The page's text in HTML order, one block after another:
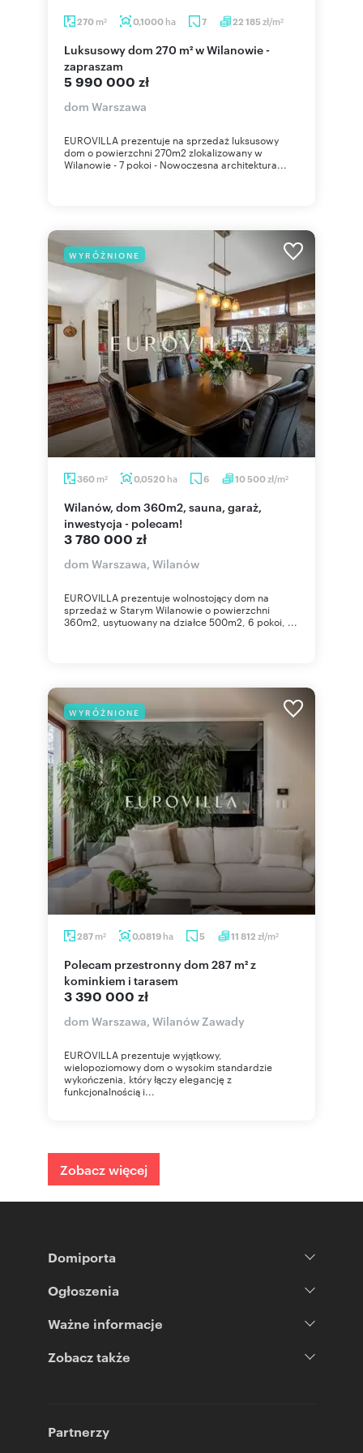
270 m2 0,1000 ha 7 22 185 zł/m2
Luksusowy dom 270 m² w Wilanowie -
zapraszam
5 990 000 zł
dom Warszawa
EUROVILLA prezentuje na sprzedaż luksusowy
dom o powierzchni 270m2 zlokalizowany w
Wilanowie - 7 pokoi - Nowoczesna architektura...
WYRÓŻNIONE
360 m2 0,0520 ha 6 10 500zł/m2
Wilanów, dom 360m2, sauna, garaż,
inwestycja - polecam!
3 780 000 zł
dom Warszawa, Wilanów
EUROVILLA prezentuje wolnostojący dom na
sprzedaż w Starym Wilanowie o powierzchni
360m2, usytuowany na działce 500m2, 6 pokoi, ...
WYRÓŻNIONE
287 m2 0,0819 ha 5 11 812 zł/m2
Polecam przestronny dom 287 m² z
kominkiem i tarasem
3 390 000 zł
dom Warszawa, Wilanów Zawady
EUROVILLA prezentuje wyjątkowy,
wielopoziomowy dom o wysokim standardzie
wykończenia, który łączy elegancję z
funkcjonalnością i...
Zobacz więcej
Domiporta
Ogłoszenia
Ważne informacje
Zobacz także
Partnerzy